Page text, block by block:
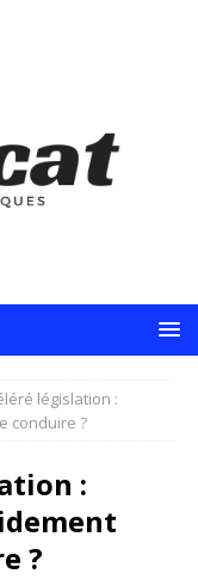
législation :
conduire ?
:
?